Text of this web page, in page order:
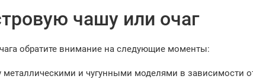
чашу или очаг
обратите внимание на следующие моменты:
и чугунными моделями в зависимости